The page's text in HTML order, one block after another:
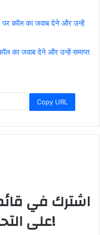
कॉल का जवाब देने और उन्हें
का जवाब देने और उन्हें समाप्त
Copy URL
اشترك في
على التحديثات الجديدة!